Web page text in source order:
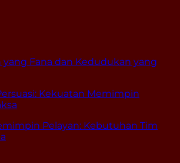
yang Fana dan Kedudukan yang
Kekuatan Memimpin
Pelayan: Kebutuhan Tim